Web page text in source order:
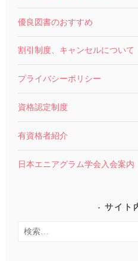
優良図書のおすすめ
割引制度、キャンセルについて
プライバシーポリシー
資格認定制度
有資格者紹介
日本エニアグラム学会入会案内
サイト
検